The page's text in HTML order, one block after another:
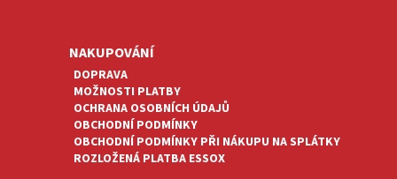
NAKUPOVÁNÍ
DOPRAVA
MOŽNOSTI PLATBY
OCHRANA OSOBNÍCH ÚDAJŮ
OBCHODNÍ PODMÍNKY
OBCHODNÍ PODMÍNKY PŘI NÁKUPU NA SPLÁTKY
ROZLOŽENÁ PLATBA ESSOX